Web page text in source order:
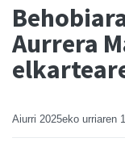
Aurrera
Aiurri 2025eko urriaren